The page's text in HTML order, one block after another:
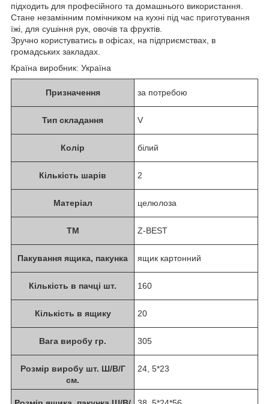
підходить для професійного та домашнього використання.
Стане незамінним помічником на кухні під час приготування
їжі, для сушіння рук, овочів та фруктів.
Зручно користуватись в офісах, на підприємствах, в
громадських закладах.
Країна виробник: Україна
Призначення за потребою
Тип складання V
Колір білий
Кількість шарів 2
Матеріал целюлоза
ТМ Z-BEST
Пакування ящика, пакунка ящик картонний
Кількість в пачці шт. 160
Кількість в ящику 20
Вага виробу гр. 305
Розмір виробу шт. Ш/В/Г
см.
24, 5*23